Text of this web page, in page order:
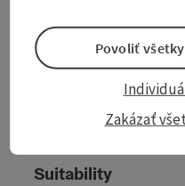
Tour and route
Suitability
Zakázať
Povoliť